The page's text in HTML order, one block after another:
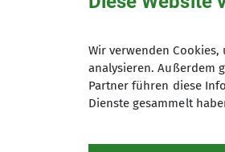
Wandern
Wir verwenden
analysieren. Außerdem
Partner führen diese
Dienste gesammelt